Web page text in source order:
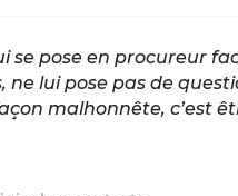
se pose en procureur
ne lui pose pas de
malhonnête, c’est